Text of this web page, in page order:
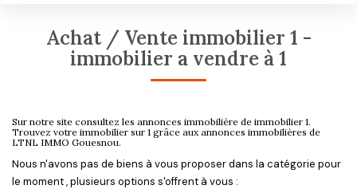
LOCATIONS
GESTION LOCATIVE
ESTIMATION
Sélectionnez...
Type de bien
Surface min
Créer une alerte
Achat / Vente immobilier 1 -
immobilier a vendre à 1
Sur notre site consultez les annonces immobilière de immobilier 1.
Trouvez votre immobilier sur 1 grâce aux annonces immobilières de
LTNL IMMO Gouesnou.
Nous n'avons pas de biens à vous proposer dans la catégorie pour
le moment , plusieurs options s'offrent à vous :